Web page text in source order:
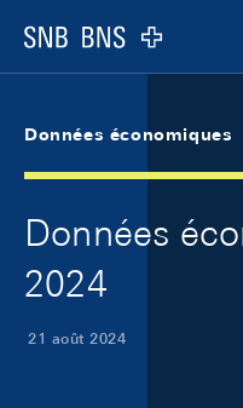
Logo
Données économiques
Données
2024
21 août 2024